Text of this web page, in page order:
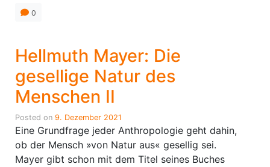
0
Hellmuth Mayer: Die
gesellige Natur des
Menschen II
Posted on 9. Dezember 2021
Eine Grundfrage jeder Anthropologie geht dahin,
ob der Mensch »von Natur aus« gesellig sei.
Mayer gibt schon mit dem Titel seines Buches